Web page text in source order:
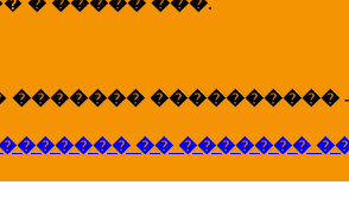
������� ����������
�� �������